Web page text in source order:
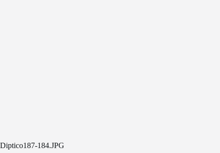
Diptico187-184.JPG